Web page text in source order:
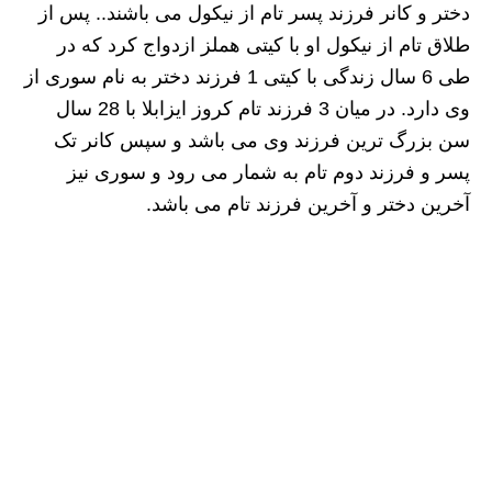
دختر و کانر فرزند پسر تام از نیکول می باشند.. پس از
طلاق تام از نیکول او با کیتی هملز ازدواج کرد که در
طی 6 سال زندگی با کیتی 1 فرزند دختر به نام سوری از
وی دارد. در میان 3 فرزند تام کروز ایزابلا با 28 سال
سن بزرگ ترین فرزند وی می باشد و سپس کانر تک
پسر و فرزند دوم تام به شمار می رود و سوری نیز
آخرین دختر و آخرین فرزند تام می باشد.